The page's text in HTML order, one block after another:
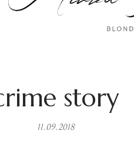
story
11.09.2018